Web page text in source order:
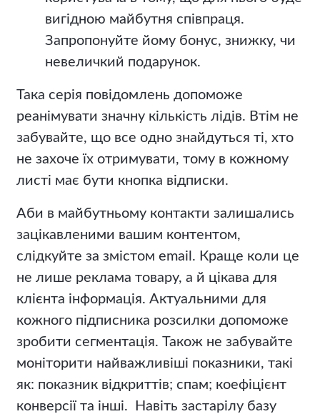
вигідною майбутня співпраця.
Запропонуйте йому бонус, знижку, чи
невеличкий подарунок.
Така серія повідомлень допоможе
реанімувати значну кількість лідів. Втім не
забувайте, що все одно знайдуться ті, хто
не захоче їх отримувати, тому в кожному
листі має бути кнопка відписки.
Аби в майбутньому контакти залишались
зацікавленими вашим контентом,
слідкуйте за змістом email. Краще коли це
не лише реклама товару, а й цікава для
клієнта інформація. Актуальними для
кожного підписника розсилки допоможе
зробити сегментація. Також не забувайте
моніторити найважливіші показники, такі
як: показник відкриттів; спам; коефіцієнт
конверсії та інші. Навіть застарілу базу